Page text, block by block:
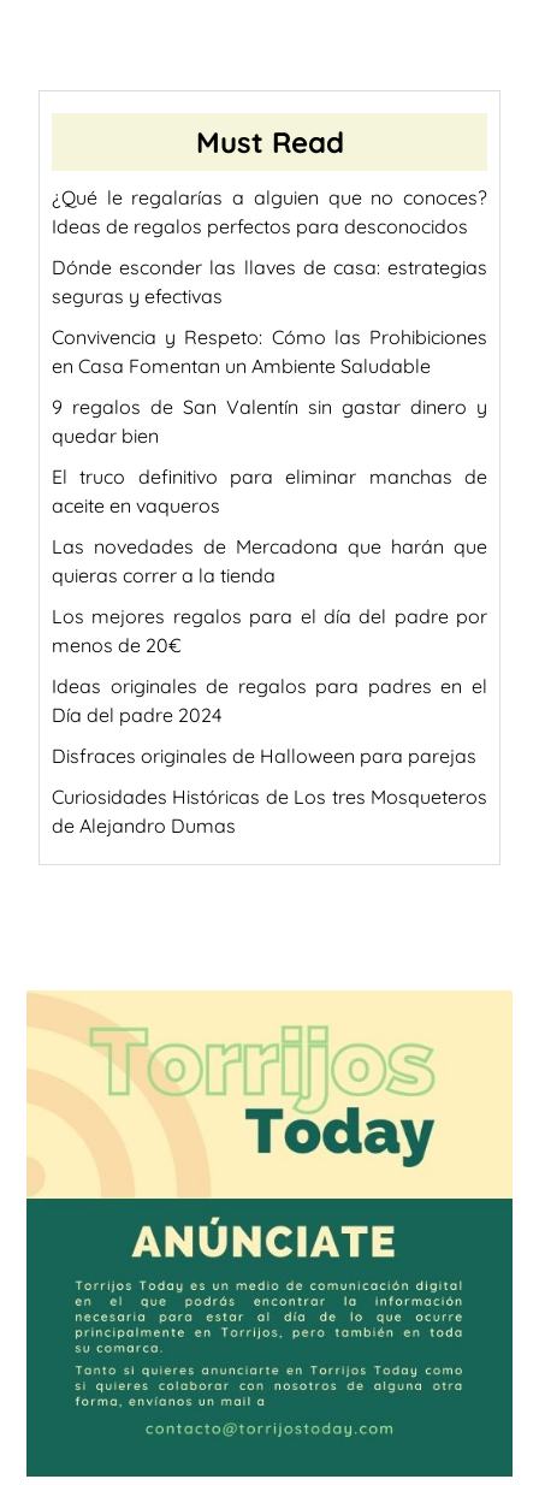
Must Read
¿Qué le regalarías a alguien que no conoces?
Ideas de regalos perfectos para desconocidos
Dónde esconder las llaves de casa: estrategias
seguras y efectivas
Convivencia y Respeto: Cómo las Prohibiciones
en Casa Fomentan un Ambiente Saludable
9 regalos de San Valentín sin gastar dinero y
quedar bien
El truco definitivo para eliminar manchas de
aceite en vaqueros
Las novedades de Mercadona que harán que
quieras correr a la tienda
Los mejores regalos para el día del padre por
menos de 20€
Ideas originales de regalos para padres en el
Día del padre 2024
Disfraces originales de Halloween para parejas
Curiosidades Históricas de Los tres Mosqueteros
de Alejandro Dumas